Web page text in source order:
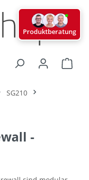
SG210
-
Produktberatung